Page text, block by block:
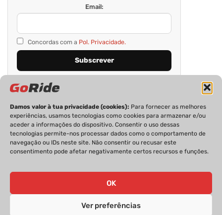
Damos valor à tua privacidade (cookies): Para fornecer as melhores
experiências, usamos tecnologias como cookies para armazenar e/ou
aceder a informações do dispositivo. Consentir o uso dessas
tecnologias permite-nos processar dados como o comportamento de
navegação ou IDs neste site. Não consentir ou recusar este
consentimento pode afetar negativamente certos recursos e funções.
OK
Ver preferências
Email:
Concordas com a Pol. Privacidade.
PRIVACIDADE FICHA TÉCNICA
ESTATUTO EDITORIAL